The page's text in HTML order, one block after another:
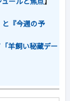
ールと焦点】
と『今週の予
羊飼い秘蔵デー